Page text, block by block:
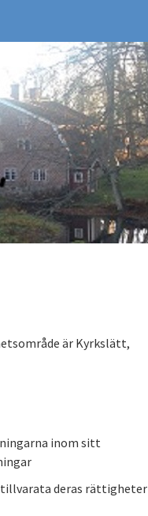
är Kyrkslätt,
inom sitt
tillvarata deras rättigheter